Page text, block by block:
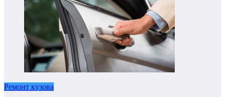
Ремонт кузова